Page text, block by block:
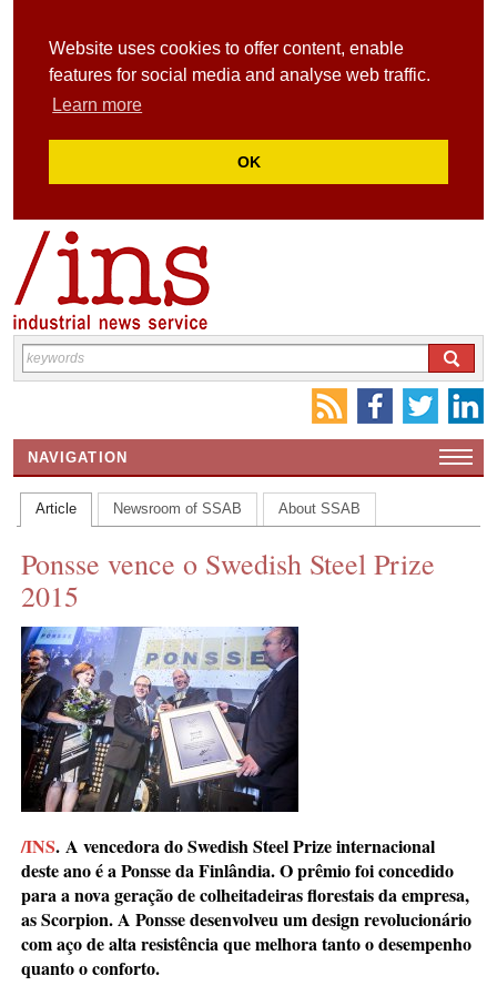
Website uses cookies to offer content, enable
features for social media and analyse web traffic.
Learn more
OK
NAVIGATION
HOME
CONTACT US
INS MAIN WEBSITE
ABOUT US
Article Newsroom of SSAB About SSAB
Ponsse vence o Swedish Steel Prize
2015
/INS. A vencedora do Swedish Steel Prize internacional
deste ano é a Ponsse da Finlândia. O prêmio foi concedido
para a nova geração de colheitadeiras florestais da empresa,
as Scorpion. A Ponsse desenvolveu um design revolucionário
com aço de alta resistência que melhora tanto o desempenho
quanto o conforto.